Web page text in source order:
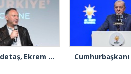
Sinem Dedetaş, Ekrem İmamoğlu’nun kurbanı mı oldu?